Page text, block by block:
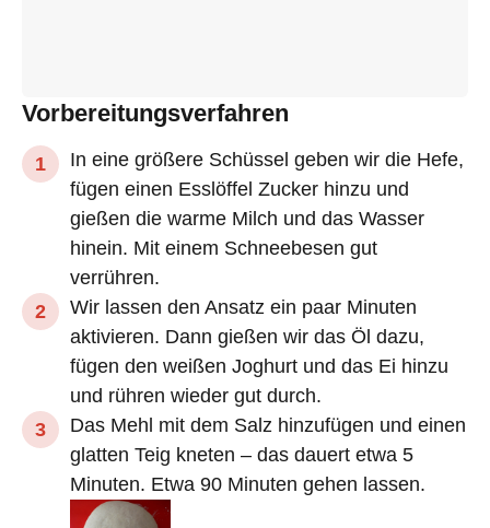
Vorbereitungsverfahren
In eine größere Schüssel geben wir die Hefe,
fügen einen Esslöffel Zucker hinzu und
gießen die warme Milch und das Wasser
hinein. Mit einem Schneebesen gut
verrühren.
Wir lassen den Ansatz ein paar Minuten
aktivieren. Dann gießen wir das Öl dazu,
fügen den weißen Joghurt und das Ei hinzu
und rühren wieder gut durch.
Das Mehl mit dem Salz hinzufügen und einen
glatten Teig kneten – das dauert etwa 5
Minuten. Etwa 90 Minuten gehen lassen.